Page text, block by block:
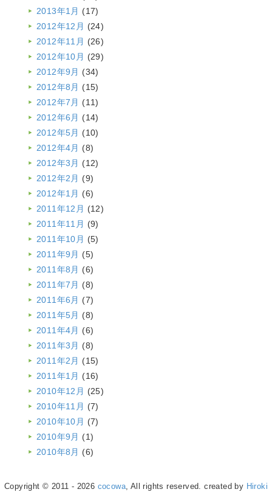
2013年1月 (17)
2012年12月 (24)
2012年11月 (26)
2012年10月 (29)
2012年9月 (34)
2012年8月 (15)
2012年7月 (11)
2012年6月 (14)
2012年5月 (10)
2012年4月 (8)
2012年3月 (12)
2012年2月 (9)
2012年1月 (6)
2011年12月 (12)
2011年11月 (9)
2011年10月 (5)
2011年9月 (5)
2011年8月 (6)
2011年7月 (8)
2011年6月 (7)
2011年5月 (8)
2011年4月 (6)
2011年3月 (8)
2011年2月 (15)
2011年1月 (16)
2010年12月 (25)
2010年11月 (7)
2010年10月 (7)
2010年9月 (1)
2010年8月 (6)
Copyright © 2011 - 2026 cocowa, All rights reserved. created by Hiroki